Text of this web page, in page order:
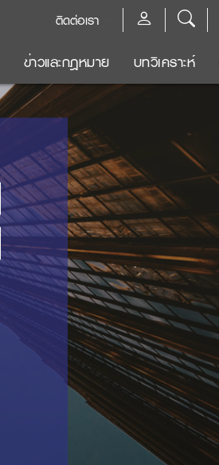
ติดต่อเรา
ข่าวและกฎหมาย บทวิเคราะห์